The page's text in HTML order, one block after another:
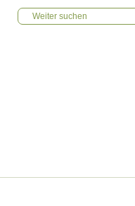
Weiter suchen